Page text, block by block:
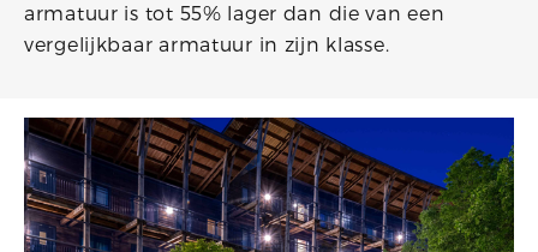
armatuur is tot 55% lager dan die van een
vergelijkbaar armatuur in zijn klasse.